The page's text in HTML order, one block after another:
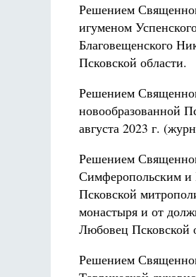
Решением
игуменом
Благовещенского
Псковской области.
Решением
новообразованной
августа 2023 г.
Решением
Симферопольским и
Псковской
монастыря и от
Любовец Псковской
Решением